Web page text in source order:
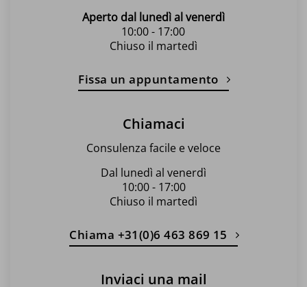
Aperto dal lunedì al venerdì
10:00 - 17:00
Chiuso il martedì
Fissa un appuntamento
Chiamaci
Consulenza facile e veloce
Dal lunedì al venerdì
10:00 - 17:00
Chiuso il martedì
Chiama +31(0)6 463 869 15
Inviaci una mail